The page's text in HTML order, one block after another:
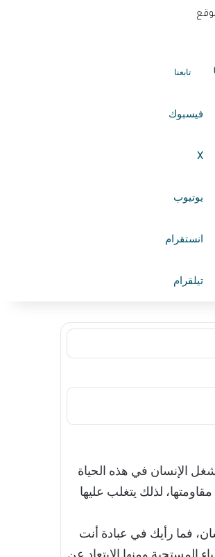
تابعنا
فيسبوك
X
يوتيوب
انستقرام
تيلقرام
الإنسان في هذه الحياة
لذلك يتغلب عليها
فما رأيك في عبادة أنت
المستحبة ومنها الابتعاد عن